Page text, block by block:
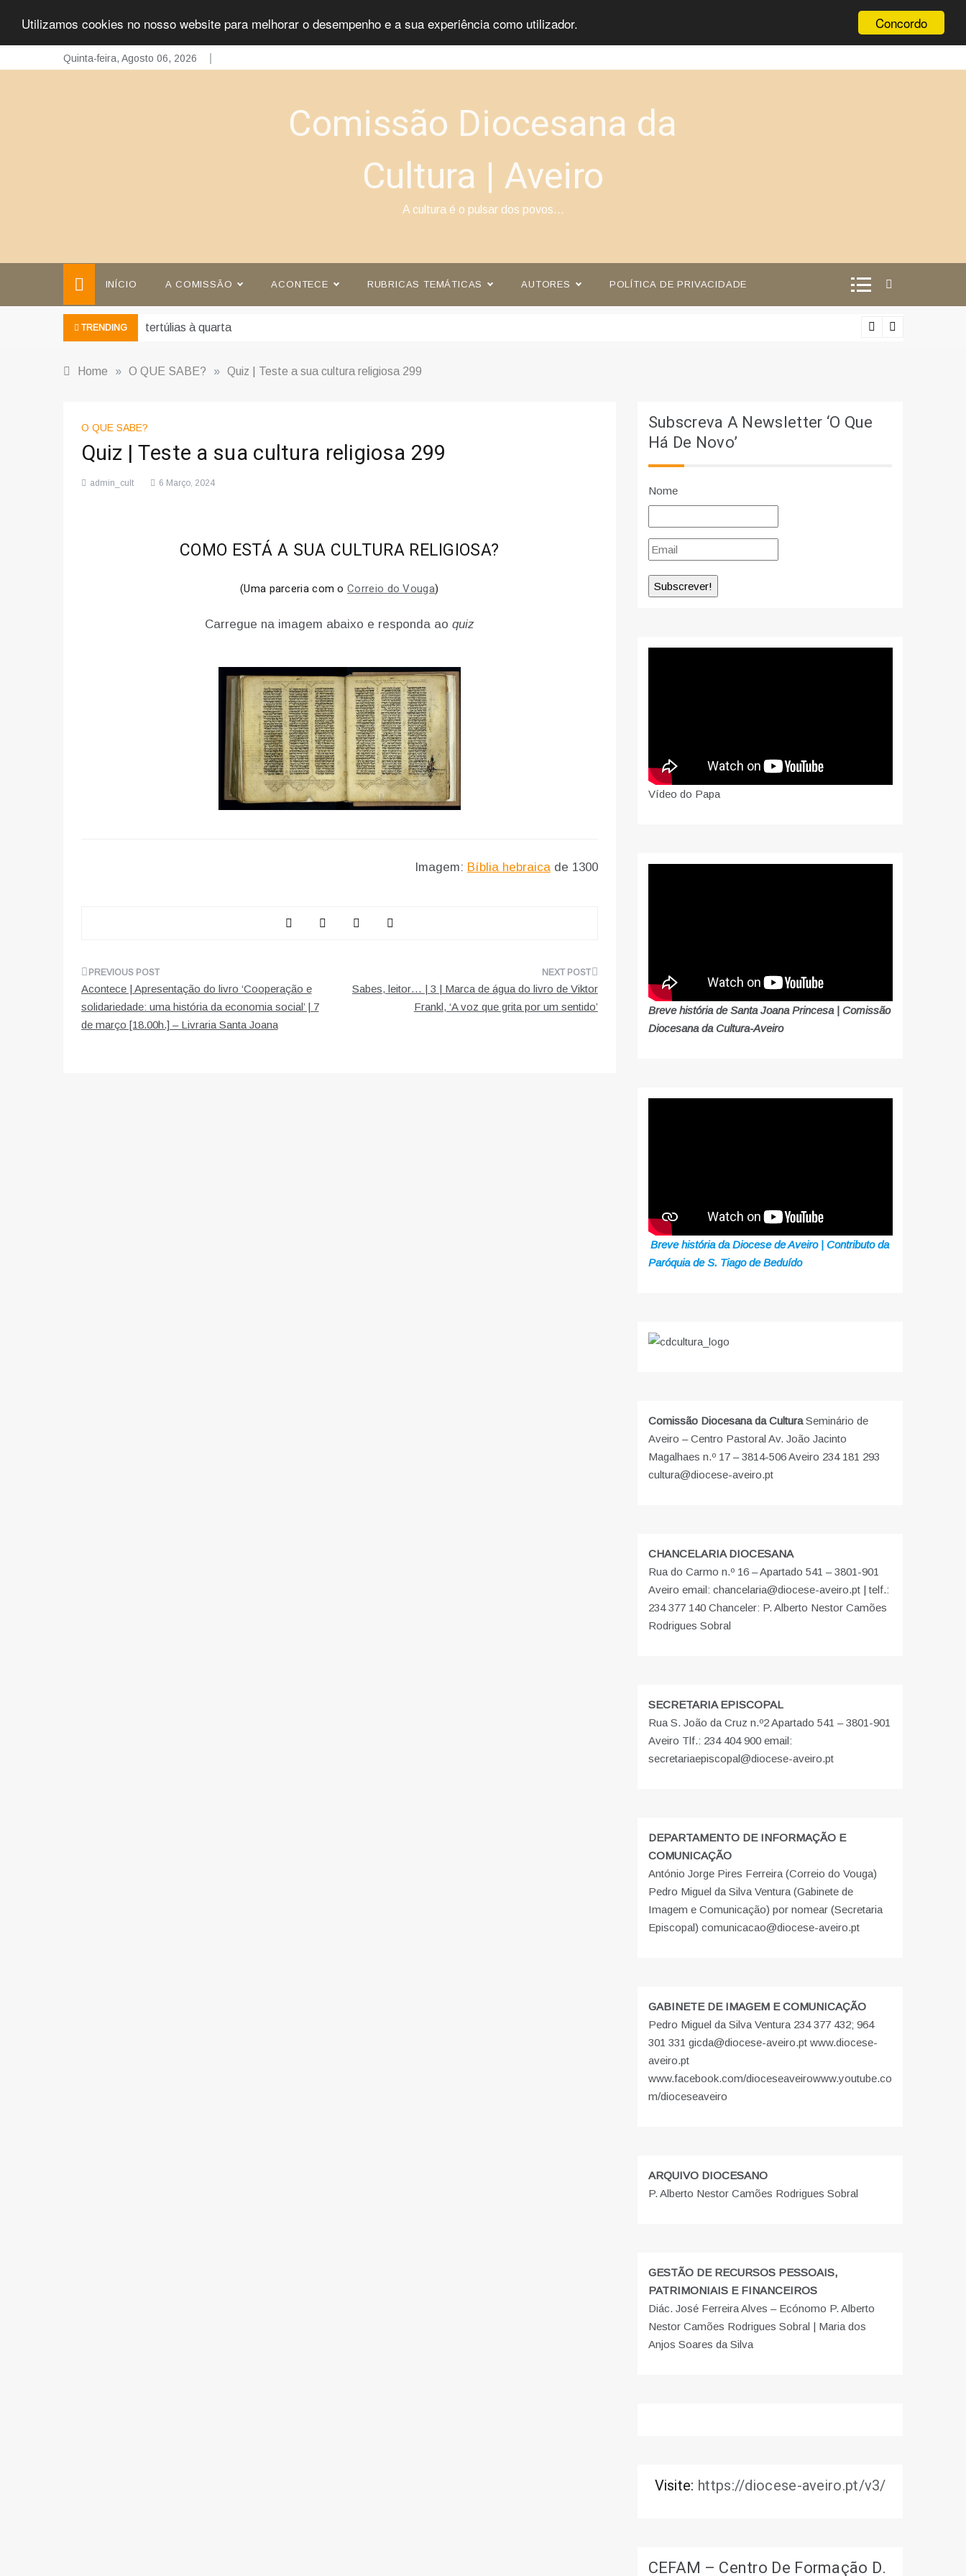
Concordo
Utilizamos cookies no nosso website para melhorar o desempenho e a sua experiência como utilizador.
to
Quinta-feira, Agosto 06, 2026
Comissão Diocesana da
Cultura | Aveiro
A cultura é o pulsar dos povos…
INÍCIO A COMISSÃO ACONTECE RUBRICAS TEMÁTICAS AUTORES POLÍTICA DE PRIVACIDADE
TRENDING tertúlias à quarta
Home » O QUE SABE? » Quiz | Teste a sua cultura religiosa 299
O QUE SABE?
Quiz | Teste a sua cultura religiosa 299
admin_cult 6 Março, 2024
COMO ESTÁ A SUA CULTURA RELIGIOSA?
(Uma parceria com oCorreio do Vouga)
Carregue na imagem abaixo e responda ao quiz
Imagem: Bíblia hebraicade 1300
Navegação
de
artigos
Acontece | Apresentação do livro ‘Cooperação e
solidariedade: uma história da economia social’ | 7
de março [18.00h.] – Livraria Santa Joana
Sabes, leitor… | 3 | Marca de água do livro de Viktor
Frankl, ‘A voz que grita por um sentido’
Subscreva A Newsletter ‘O Que
Há De Novo’
Nome
Vídeo do Papa
Breve história de Santa Joana Princesa | Comissão
Diocesana da Cultura-Aveiro
Breve história da Diocese de Aveiro | Contributo da
Paróquia de S. Tiago de Beduído
Comissão Diocesana da CulturaSeminário de
Aveiro – Centro Pastoral Av. João Jacinto
Magalhaes n.º 17 – 3814-506 Aveiro 234 181 293
cultura@diocese-aveiro.pt
CHANCELARIA DIOCESANA
Rua do Carmo n.º 16 – Apartado 541 – 3801-901
Aveiro email: chancelaria@diocese-aveiro.pt | telf.:
234 377 140 Chanceler: P. Alberto Nestor Camões
Rodrigues Sobral
SECRETARIA EPISCOPAL
Rua S. João da Cruz n.º2 Apartado 541 – 3801-901
Aveiro Tlf.: 234 404 900 email:
secretariaepiscopal@diocese-aveiro.pt
DEPARTAMENTO DE INFORMAÇÃO E
COMUNICAÇÃO
António Jorge Pires Ferreira (Correio do Vouga)
Pedro Miguel da Silva Ventura (Gabinete de
Imagem e Comunicação) por nomear (Secretaria
Episcopal) comunicacao@diocese-aveiro.pt
GABINETE DE IMAGEM E COMUNICAÇÃO
Pedro Miguel da Silva Ventura 234 377 432; 964
301 331 gicda@diocese-aveiro.pt www.diocese-
aveiro.pt
www.facebook.com/dioceseaveirowww.youtube.co
m/dioceseaveiro
ARQUIVO DIOCESANO
P. Alberto Nestor Camões Rodrigues Sobral
GESTÃO DE RECURSOS PESSOAIS,
PATRIMONIAIS E FINANCEIROS
Diác. José Ferreira Alves – Ecónomo P. Alberto
Nestor Camões Rodrigues Sobral | Maria dos
Anjos Soares da Silva
Visite: https://diocese-aveiro.pt/v3/
CEFAM – Centro De Formação D.